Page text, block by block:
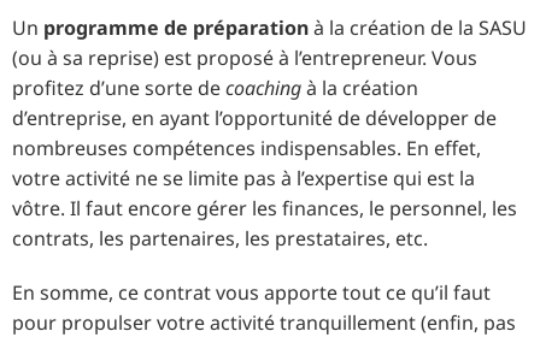
Un programme de préparationà la création de la SASU
(ou à sa reprise) est proposé à l’entrepreneur. Vous
profitez d’une sorte decoachingà la création
d’entreprise, en ayant l’opportunité de développer de
nombreuses compétences indispensables. En effet,
votre activité ne se limite pas à l’expertise qui est la
vôtre. Il faut encore gérer les finances, le personnel, les
contrats, les partenaires, les prestataires, etc.
En somme, ce contrat vous apporte tout ce qu’il faut
pour propulser votre activité tranquillement (enfin, pas